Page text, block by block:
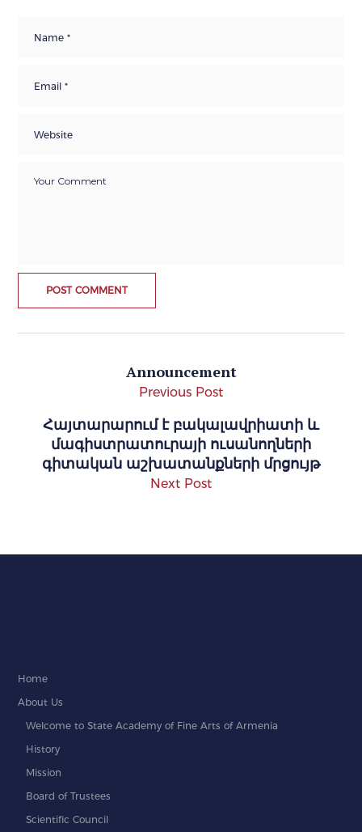
Announcement
Previous Post
Հայտարարում է բակալավրիատի և
մագիստրատուրայի ուսանողների
գիտական աշխատանքների մրցույթ
Next Post
Home
About Us
Welcome to State Academy of Fine Arts of Armenia
History
Mission
Board of Trustees
Scientific Council